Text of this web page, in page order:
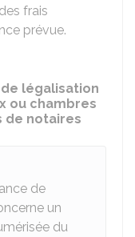
frais
prévue.
légalisation
ou chambres
de notaires
de
un
du